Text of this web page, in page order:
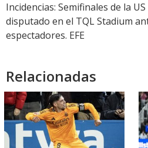
Incidencias: Semifinales de la
disputado en el TQL Stadium
espectadores. EFE
Relacionadas